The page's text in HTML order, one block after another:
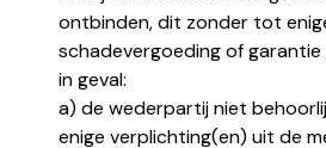
ontbinden, dit zonder tot
schadevergoeding of
in geval:
a) de wederpartij niet
enige verplichting(en) uit de